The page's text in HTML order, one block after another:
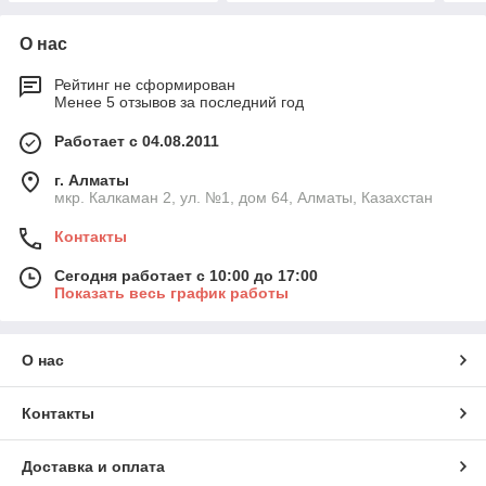
О нас
Рейтинг не сформирован
Менее 5 отзывов за последний год
Работает с 04.08.2011
г. Алматы
мкр. Калкаман 2, ул. №1, дом 64, Алматы, Казахстан
Контакты
Сегодня работает с 10:00 до 17:00
Показать весь график работы
О нас
Контакты
Доставка и оплата